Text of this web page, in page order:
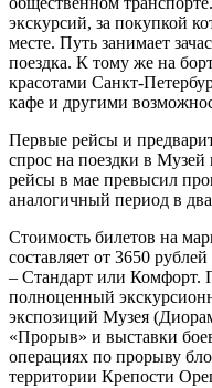
экскурсий, за покупкой
месте. Путь занимает
поездка. К тому же на
красотами Санкт-
кафе и другими
Первые рейсы и
спрос на поездки в
рейсы в мае превысил
аналогичный период в два
Стоимость билетов на
составляет от 3650
– Стандарт или Комфорт.
полноценный
экспозиций Музея
«Прорыв» и выставки
операциях по прорыву
территории Крепости